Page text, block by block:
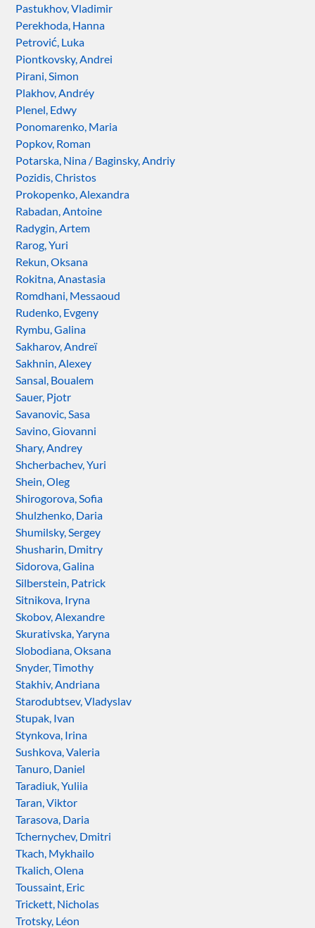
Pastukhov, Vladimir
Perekhoda, Hanna
Petrović, Luka
Piontkovsky, Andrei
Pirani, Simon
Plakhov, Andréy
Plenel, Edwy
Ponomarenko, Maria
Popkov, Roman
Potarska, Nina / Baginsky, Andriy
Pozidis, Christos
Prokopenko, Alexandra
Rabadan, Antoine
Radygin, Artem
Rarog, Yuri
Rekun, Oksana
Rokitna, Anastasia
Romdhani, Messaoud
Rudenko, Evgeny
Rymbu, Galina
Sakharov, Andreï
Sakhnin, Alexey
Sansal, Boualem
Sauer, Pjotr
Savanovic, Sasa
Savino, Giovanni
Shary, Andrey
Shcherbachev, Yuri
Shein, Oleg
Shirogorova, Sofia
Shulzhenko, Daria
Shumilsky, Sergey
Shusharin, Dmitry
Sidorova, Galina
Silberstein, Patrick
Sitnikova, Iryna
Skobov, Alexandre
Skurativska, Yaryna
Slobodiana, Oksana
Snyder, Timothy
Stakhiv, Andriana
Starodubtsev, Vladyslav
Stupak, Ivan
Stynkova, Irina
Sushkova, Valeria
Tanuro, Daniel
Taradiuk, Yuliia
Taran, Viktor
Tarasova, Daria
Tchernychev, Dmitri
Tkach, Mykhailo
Tkalich, Olena
Toussaint, Eric
Trickett, Nicholas
Trotsky, Léon